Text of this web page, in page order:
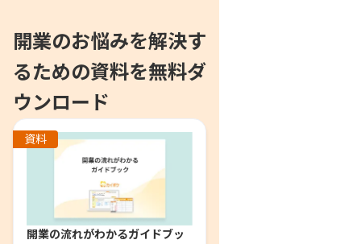
開業のお悩みを解決す
るための資料を無料ダ
ウンロード
資料
開業の流れがわかるガイドブッ